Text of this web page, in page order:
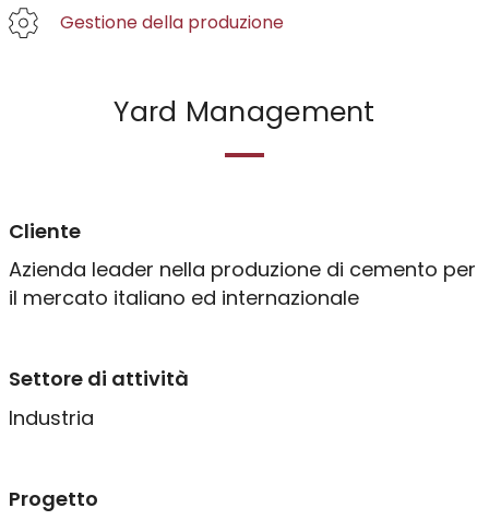
EAM & Industria 5.0
Gestione HR
Infrastruttura
Manutenzione & Assistenza
Gestione della produzione
Yard Management
Cliente
Azienda leader nella produzione di cemento per
il mercato italiano ed internazionale
Settore di attività
Industria
Progetto